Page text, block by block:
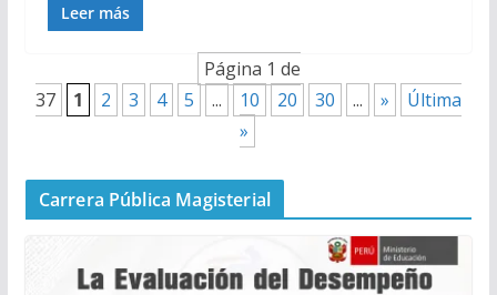
Leer más
Página 1 de
37
1 2 3 4 5 ... 10 20 30 ... »
Última
»
Carrera Pública Magisterial